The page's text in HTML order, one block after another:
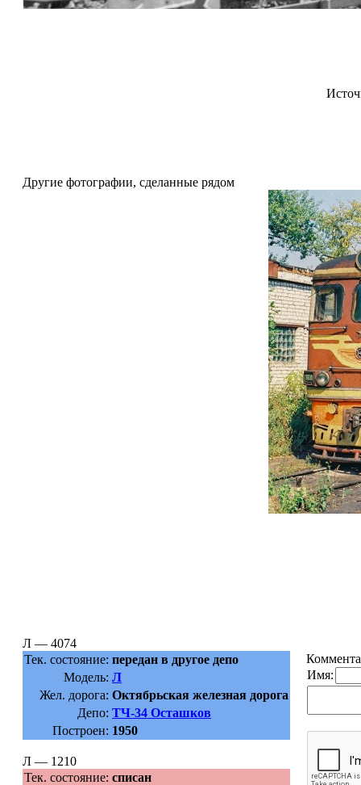
Другие фотографии, сделанные рядом
Л — 4074
Тек. состояние: передан в другое депо
Модель: Л
Жел. дорога: Октябрьская железная дорога
Депо: ТЧ-34 Осташков
Построен: 1950
Л — 1210
Тек. состояние: списан
Имя: